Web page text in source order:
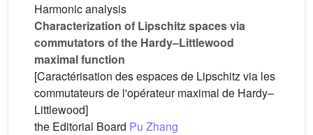
Harmonic analysis
Characterization of Lipschitz spaces via
commutators of the Hardy–Littlewood
maximal function
[Caractérisation des espaces de Lipschitz via les
commutateurs de l'opérateur maximal de Hardy–
Littlewood]
the Editorial Board Pu Zhang